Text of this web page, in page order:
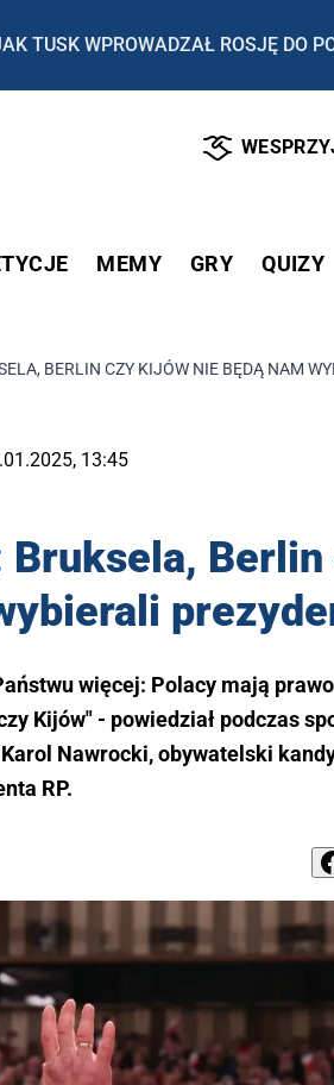
TUSK WPROWADZAŁ ROSJĘ DO
MEMY GRY QUIZY
BERLIN CZY KIJÓW NIE BĘDĄ NAM
13:45
Bruksela,
więcej: Polacy mają
Kijów" - powiedział podczas
Nawrocki, obywatelski
RP.